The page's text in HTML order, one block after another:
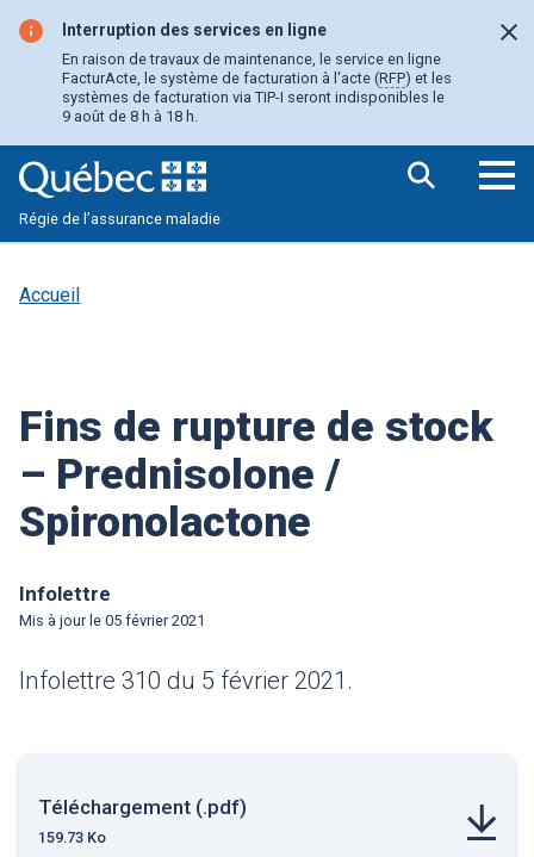
contenu
principal
Interruption des services en ligne
En raison de travaux de maintenance, le service en ligne
FacturActe, le système de facturation à l'acte (RFP) et les
systèmes de facturation via TIP-I seront indisponibles le
9 août de 8 h à 18 h.
Régie de l’assurance maladie
Accueil
Fins de rupture de stock
– Prednisolone /
Spironolactone
Infolettre
Mis à jour le 05 février 2021
Infolettre 310 du 5 février 2021.
Téléchargement (.pdf)
159.73 Ko